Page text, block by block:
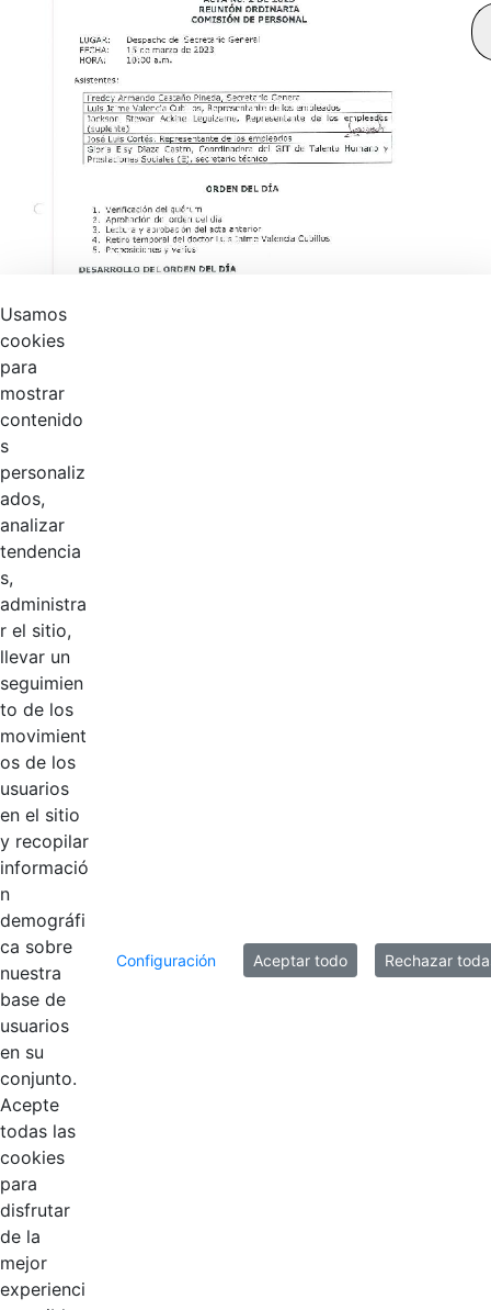
Productos
AÑADIR COMENTARIOS
Usamos
cookies
para
mostrar
contenido
s
personaliz
ados,
analizar
tendencia
s,
administra
r el sitio,
llevar un
seguimien
to de los
movimient
os de los
usuarios
en el sitio
y recopilar
informació
n
demográfi
ca sobre
nuestra
base de
usuarios
en su
conjunto.
Acepte
todas las
cookies
para
disfrutar
de la
mejor
experienci
Configuración Aceptar todo Rechazar